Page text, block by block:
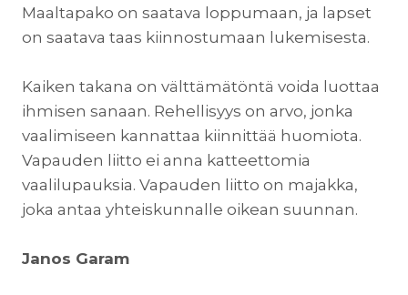
Maaltapako on saatava loppumaan, ja lapset
on saatava taas kiinnostumaan lukemisesta.
Kaiken takana on välttämätöntä voida luottaa
ihmisen sanaan. Rehellisyys on arvo, jonka
vaalimiseen kannattaa kiinnittää huomiota.
Vapauden liitto ei anna katteettomia
vaalilupauksia. Vapauden liitto on majakka,
joka antaa yhteiskunnalle oikean suunnan.
Janos Garam